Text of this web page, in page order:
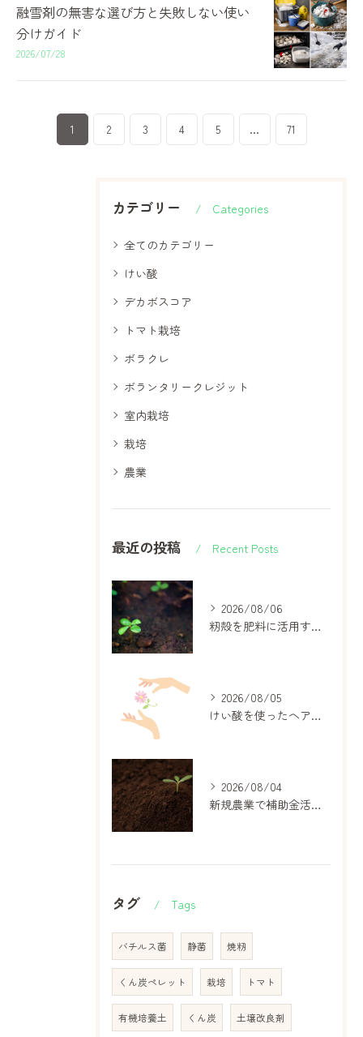
融雪剤の無害な選び方と失敗しない使い
分けガイド
2026/07/28
1 2 3 4 5 ... 71
カテゴリー Categories
全てのカテゴリー
けい酸
デカボスコア
トマト栽培
ボラクレ
ボランタリークレジット
室内栽培
栽培
農業
最近の投稿 Recent Posts
2026/08/06
籾殻を肥料に活用するコツとメリットデメリット徹底ガイド
2026/08/05
けい酸を使ったヘアケアの効果と安全な使い方徹底ガイド
2026/08/04
新規農業で補助金活用と収益アップを両立する現実的な始め方ガイド
タグ Tags
バチルス菌 静菌 焼籾
くん炭ペレット 栽培 トマト
有機培養土 くん炭 土壌改良剤